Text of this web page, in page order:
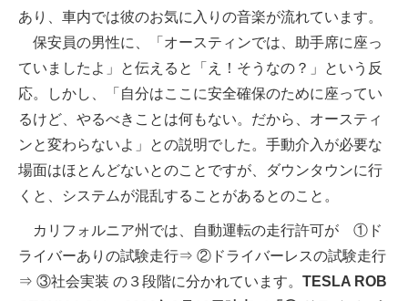
あり、車内では彼のお気に入りの音楽が流れています。
保安員の男性に、「オースティンでは、助手席に座っ
ていましたよ」と伝えると「え！そうなの？」という反
応。しかし、「自分はここに安全確保のために座ってい
るけど、やるべきことは何もない。だから、オースティ
ンと変わらないよ」との説明でした。手動介入が必要な
場面はほとんどないとのことですが、ダウンタウンに行
くと、システムが混乱することがあるとのこと。
カリフォルニア州では、自動運転の走行許可が ①ド
ライバーありの試験走行⇒ ②ドライバーレスの試験走行
⇒ ③社会実装 の３段階に分かれています。 TESLA ROB